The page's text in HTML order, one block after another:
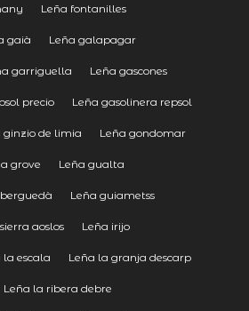
Leña fontanilles
gaià Leña galapagar
garriguella Leña gascones
precio Leña gasolinera repsol
ginzio de limia Leña gondomar
grove Leña gualta
Leña guiametss
aoslos Leña irijo
la escala Leña la granja descarp
Leña la ribera debre